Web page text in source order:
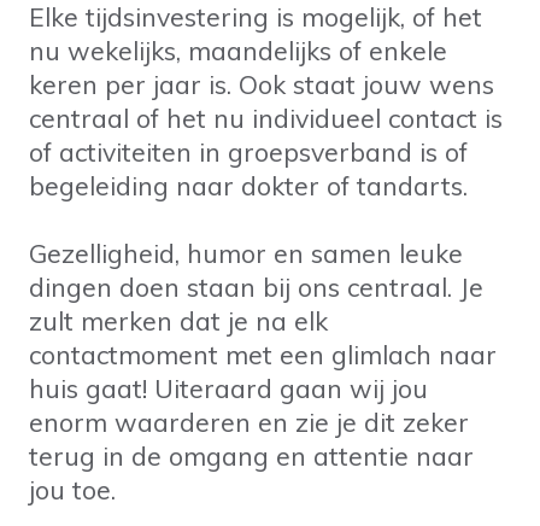
Elke tijdsinvestering is mogelijk, of het
nu wekelijks, maandelijks of enkele
keren per jaar is. Ook staat jouw wens
centraal of het nu individueel contact is
of activiteiten in groepsverband is of
begeleiding naar dokter of tandarts.
Gezelligheid, humor en samen leuke
dingen doen staan bij ons centraal. Je
zult merken dat je na elk
contactmoment met een glimlach naar
huis gaat! Uiteraard gaan wij jou
enorm waarderen en zie je dit zeker
terug in de omgang en attentie naar
jou toe.